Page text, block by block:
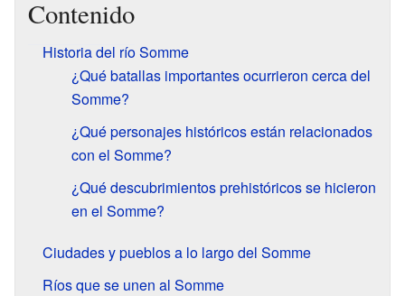
Contenido
Historia del río Somme
¿Qué batallas importantes ocurrieron cerca del
Somme?
¿Qué personajes históricos están relacionados
con el Somme?
¿Qué descubrimientos prehistóricos se hicieron
en el Somme?
Ciudades y pueblos a lo largo del Somme
Ríos que se unen al Somme